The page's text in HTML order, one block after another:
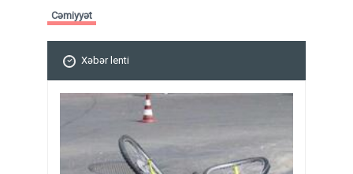
Cəmiyyət
Xəbər lenti